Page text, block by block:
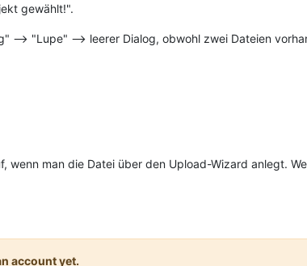
gewählt!".
--> "Lupe" --> leerer Dialog, obwohl zwei Dateien
man die Datei über den Upload-Wizard anlegt.
account yet.